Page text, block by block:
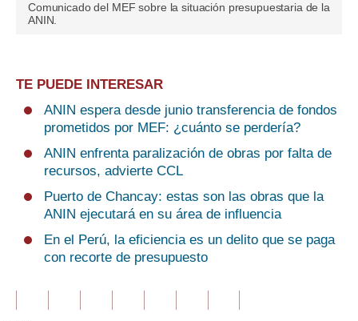
Comunicado del MEF sobre la situación presupuestaria de la
ANIN.
TE PUEDE INTERESAR
ANIN espera desde junio transferencia de fondos
prometidos por MEF: ¿cuánto se perdería?
ANIN enfrenta paralización de obras por falta de
recursos, advierte CCL
Puerto de Chancay: estas son las obras que la
ANIN ejecutará en su área de influencia
En el Perú, la eficiencia es un delito que se paga
con recorte de presupuesto